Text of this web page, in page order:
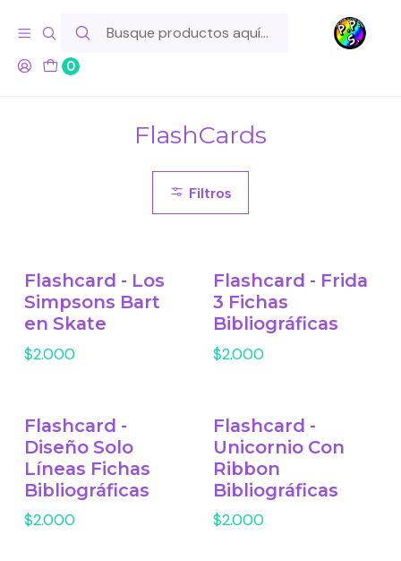
0
Hola! Si tu pedido incluye productos de fabricación propia,
ten en cuenta este tiempo para el despacho
Inicio
FlashCards
Filtros
Flashcard - Los
Simpsons Bart
en Skate
$2.000
Flashcard - Frida
3 Fichas
Bibliográficas
$2.000
Flashcard -
Diseño Solo
Líneas Fichas
Bibliográficas
$2.000
Flashcard -
Unicornio Con
Ribbon
Bibliográficas
$2.000